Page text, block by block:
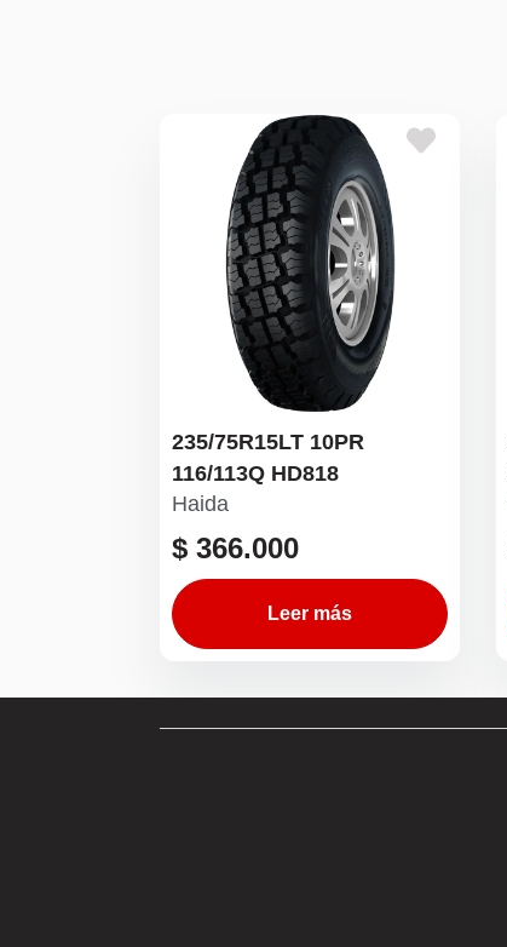
235/75R15LT 10PR
116/113Q HD818
Haida
$ 366.000
Leer más